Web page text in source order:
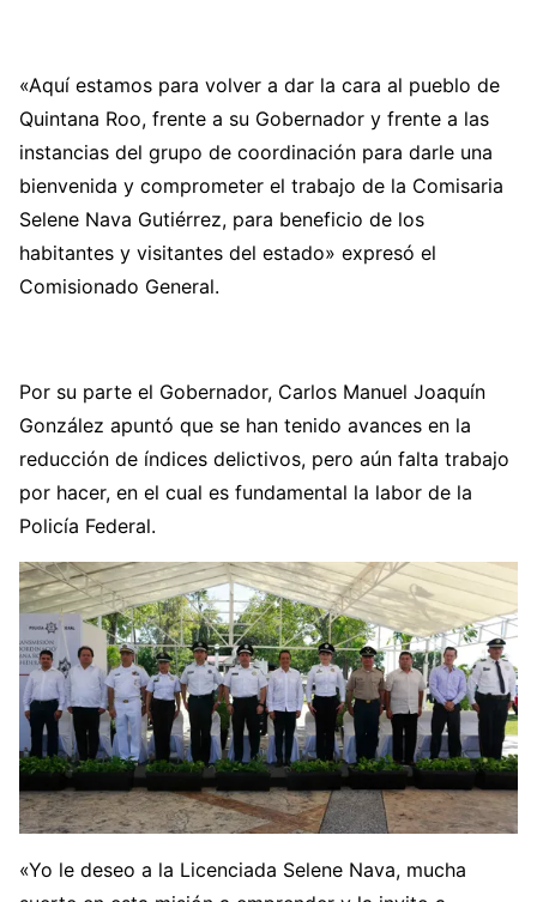
«Aquí estamos para volver a dar la cara al pueblo de
Quintana Roo, frente a su Gobernador y frente a las
instancias del grupo de coordinación para darle una
bienvenida y comprometer el trabajo de la Comisaria
Selene Nava Gutiérrez, para beneficio de los
habitantes y visitantes del estado» expresó el
Comisionado General.
Por su parte el Gobernador, Carlos Manuel Joaquín
González apuntó que se han tenido avances en la
reducción de índices delictivos, pero aún falta trabajo
por hacer, en el cual es fundamental la labor de la
Policía Federal.
«Yo le deseo a la Licenciada Selene Nava, mucha